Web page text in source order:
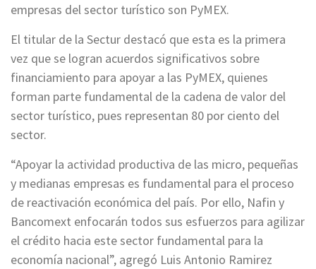
empresas del sector turístico son PyMEX.
El titular de la Sectur destacó que esta es la primera
vez que se logran acuerdos significativos sobre
financiamiento para apoyar a las PyMEX, quienes
forman parte fundamental de la cadena de valor del
sector turístico, pues representan 80 por ciento del
sector.
“Apoyar la actividad productiva de las micro, pequeñas
y medianas empresas es fundamental para el proceso
de reactivación económica del país. Por ello, Nafin y
Bancomext enfocarán todos sus esfuerzos para agilizar
el crédito hacia este sector fundamental para la
economía nacional”, agregó Luis Antonio Ramirez